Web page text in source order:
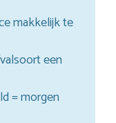
makkelijk te
een
= morgen